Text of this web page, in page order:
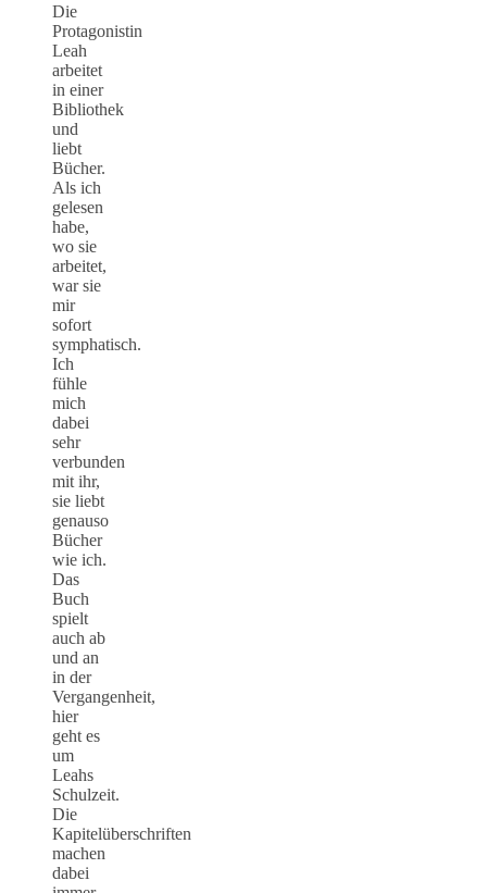
Die
Protagonistin
Leah
arbeitet
in einer
Bibliothek
und
liebt
Bücher.
Als ich
gelesen
habe,
wo sie
arbeitet,
war sie
mir
sofort
symphatisch.
Ich
fühle
mich
dabei
sehr
verbunden
mit ihr,
sie liebt
genauso
Bücher
wie ich.
Das
Buch
spielt
auch ab
und an
in der
Vergangenheit,
hier
geht es
um
Leahs
Schulzeit.
Die
Kapitelüberschriften
machen
dabei